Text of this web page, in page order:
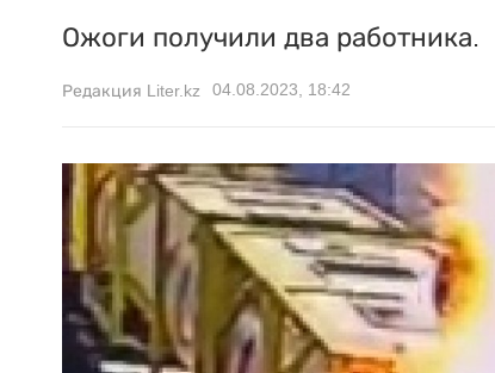
Ожоги получили два работника.
Редакция Liter.kz 04.08.2023, 18:42